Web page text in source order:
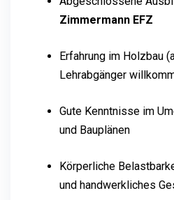
Zimmermann EFZ
Erfahrung im Holzbau
Lehrabgänger
Gute Kenntnisse im
und Bauplänen
Körperliche
und handwerkliches